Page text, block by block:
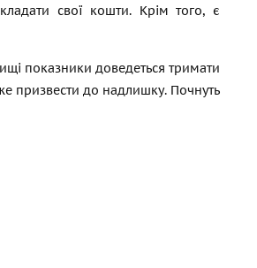
свої кошти. Крім того, є
показники доведеться тримати
призвести до надлишку. Почнуть